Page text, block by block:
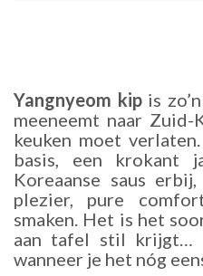
Yangnyeom kipis
meeneemt naar
keuken moet
basis, een krokant
Koreaanse saus
plezier, pure
smaken. Het is het
aan tafel stil krijgt…
wanneer je het nóg